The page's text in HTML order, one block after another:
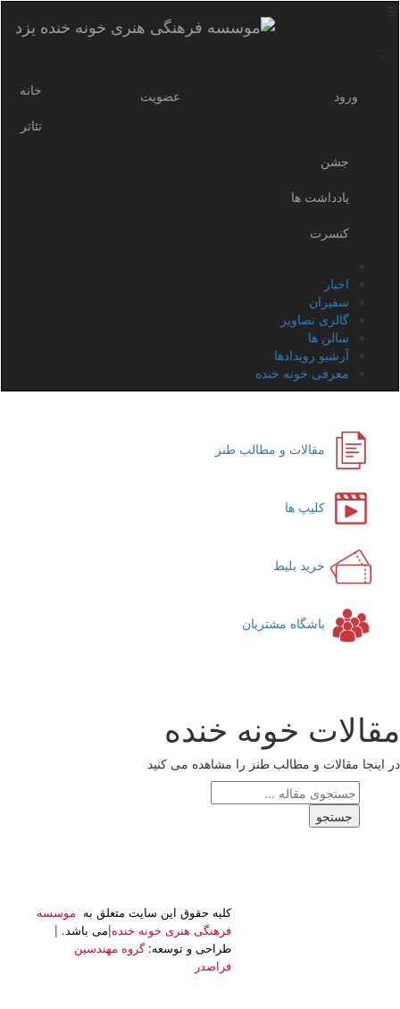
عضویت ورود
خانه
تئاتر
جشن
یادداشت ها
کنسرت
اخبار
سفیران
گالری تصاویر
سالن ها
آرشیو رویدادها
معرفی خونه خنده
مقالات و مطالب طنز
کلیپ ها
خرید بلیط
باشگاه مشتریان
خونه خنده
مقالات و مطالب طنز را مشاهده می کنید
جستجو
کليه حقوق اين سايت متعلق به موسسه
فرهنگی هنری خونه خنده|می باشد. |
طراحی و توسعه: گروه مهندسین
فراصدر